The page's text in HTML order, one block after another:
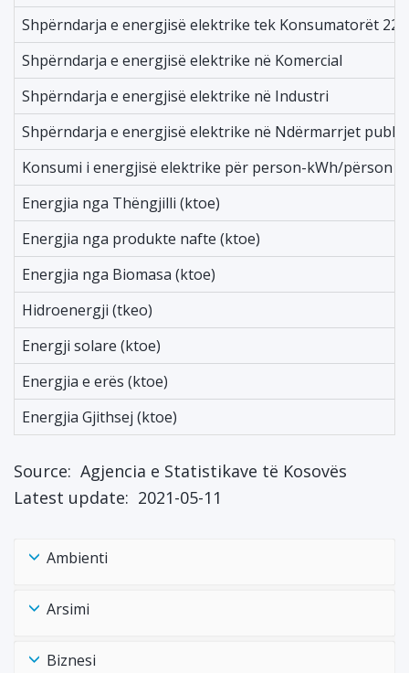
Shpërndarja e energjisë elektrike tek Konsumatorët
Shpërndarja e energjisë elektrike në Komercial
Shpërndarja e energjisë elektrike në Industri
Shpërndarja e energjisë elektrike në Ndërmarrjet
Konsumi i energjisë elektrike për person-kWh/përson
Energjia nga Thëngjilli (ktoe)
Energjia nga produkte nafte (ktoe)
Energjia nga Biomasa (ktoe)
Hidroenergji (tkeo)
Energji solare (ktoe)
Energjia e erës (ktoe)
Energjia Gjithsej (ktoe)
Source: Agjencia e Statistikave të Kosovës
Latest update: 2021-05-11
Ambienti
Arsimi
Biznesi